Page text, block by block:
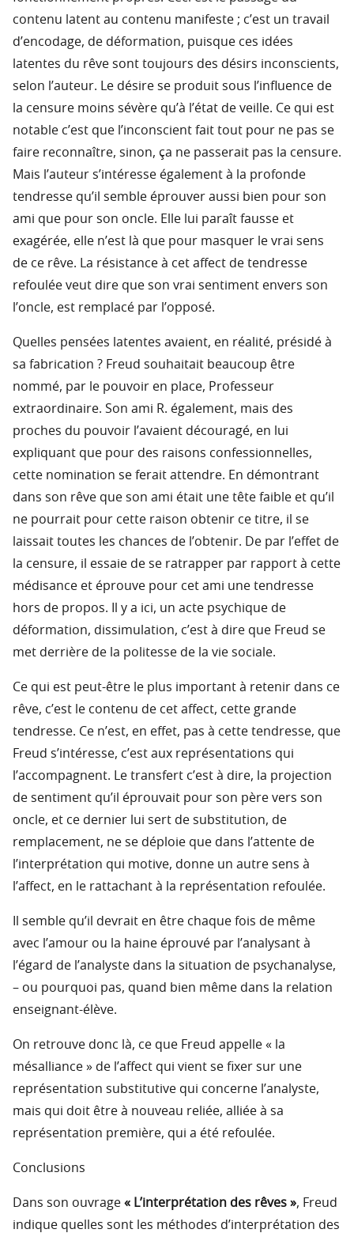
contenu latent au contenu manifeste ; c’est un travail
d’encodage, de déformation, puisque ces idées
latentes du rêve sont toujours des désirs inconscients,
selon l’auteur. Le désire se produit sous l’influence de
la censure moins sévère qu’à l’état de veille. Ce qui est
notable c’est que l’inconscient fait tout pour ne pas se
faire reconnaître, sinon, ça ne passerait pas la censure.
Mais l’auteur s’intéresse également à la profonde
tendresse qu’il semble éprouver aussi bien pour son
ami que pour son oncle. Elle lui paraît fausse et
exagérée, elle n’est là que pour masquer le vrai sens
de ce rêve. La résistance à cet affect de tendresse
refoulée veut dire que son vrai sentiment envers son
l’oncle, est remplacé par l’opposé.
Quelles pensées latentes avaient, en réalité, présidé à
sa fabrication ? Freud souhaitait beaucoup être
nommé, par le pouvoir en place, Professeur
extraordinaire. Son ami R. également, mais des
proches du pouvoir l’avaient découragé, en lui
expliquant que pour des raisons confessionnelles,
cette nomination se ferait attendre. En démontrant
dans son rêve que son ami était une tête faible et qu’il
ne pourrait pour cette raison obtenir ce titre, il se
laissait toutes les chances de l’obtenir. De par l’effet de
la censure, il essaie de se ratrapper par rapport à cette
médisance et éprouve pour cet ami une tendresse
hors de propos. Il y a ici, un acte psychique de
déformation, dissimulation, c’est à dire que Freud se
met derrière de la politesse de la vie sociale.
Ce qui est peut-être le plus important à retenir dans ce
rêve, c’est le contenu de cet affect, cette grande
tendresse. Ce n’est, en effet, pas à cette tendresse, que
Freud s’intéresse, c’est aux représentations qui
l’accompagnent. Le transfert c’est à dire, la projection
de sentiment qu’il éprouvait pour son père vers son
oncle, et ce dernier lui sert de substitution, de
remplacement, ne se déploie que dans l’attente de
l’interprétation qui motive, donne un autre sens à
l’affect, en le rattachant à la représentation refoulée.
Il semble qu’il devrait en être chaque fois de même
avec l’amour ou la haine éprouvé par l’analysant à
l’égard de l’analyste dans la situation de psychanalyse,
– ou pourquoi pas, quand bien même dans la relation
enseignant-élève.
On retrouve donc là, ce que Freud appelle « la
mésalliance » de l’affect qui vient se fixer sur une
représentation substitutive qui concerne l’analyste,
mais qui doit être à nouveau reliée, alliée à sa
représentation première, qui a été refoulée.
Conclusions
Dans son ouvrage « L’interprétation des rêves », Freud
indique quelles sont les méthodes d’interprétation des